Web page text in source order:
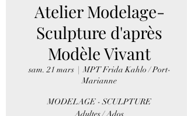
Atelier Modelage-
Sculpture d'après
Modèle Vivant
sam. 21 mars
  |
MPT Frida Kahlo / Port-
Marianne
MODELAGE - SCULPTURE
Adultes / Ados